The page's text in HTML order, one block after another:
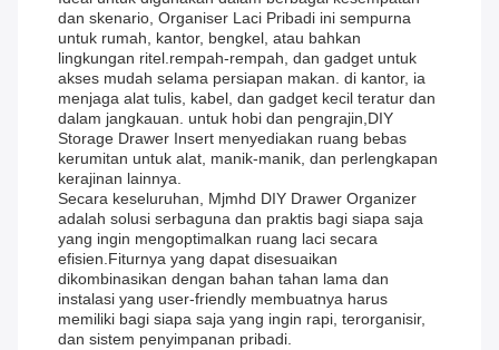
dan skenario, Organiser Laci Pribadi ini sempurna
untuk rumah, kantor, bengkel, atau bahkan
lingkungan ritel.rempah-rempah, dan gadget untuk
akses mudah selama persiapan makan. di kantor, ia
menjaga alat tulis, kabel, dan gadget kecil teratur dan
dalam jangkauan. untuk hobi dan pengrajin,DIY
Storage Drawer Insert menyediakan ruang bebas
kerumitan untuk alat, manik-manik, dan perlengkapan
kerajinan lainnya.
Secara keseluruhan, Mjmhd DIY Drawer Organizer
adalah solusi serbaguna dan praktis bagi siapa saja
yang ingin mengoptimalkan ruang laci secara
efisien.Fiturnya yang dapat disesuaikan
dikombinasikan dengan bahan tahan lama dan
instalasi yang user-friendly membuatnya harus
memiliki bagi siapa saja yang ingin rapi, terorganisir,
dan sistem penyimpanan pribadi.